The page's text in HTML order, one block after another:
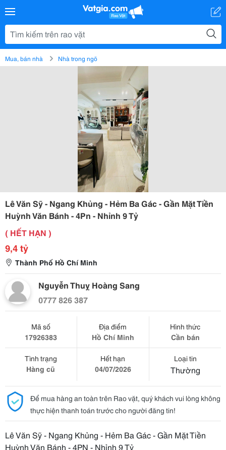
Mua, bán nhà Nhà trong ngõ
Lê Văn Sỹ - Ngang Khủng - Hẻm Ba Gác - Gần Mặt Tiền
Huỳnh Văn Bánh - 4Pn - Nhỉnh 9 Tỷ
( HẾT HẠN )
9,4 tỷ
Thành Phố Hồ Chí Minh
Nguyễn Thuỵ Hoàng Sang
0777 826 387
Mã số
17926383
Địa điểm
Hồ Chí Minh
Hình thức
Cần bán
Tình trạng
Hàng cũ
Hết hạn
04/07/2026
Loại tin
Thường
Để mua hàng an toàn trên Rao vặt, quý khách vui lòng không
thực hiện thanh toán trước cho người đăng tin!
Lê Văn Sỹ - Ngang Khủng - Hẻm Ba Gác - Gần Mặt Tiền
Huỳnh Văn Bánh - 4PN - Nhỉnh 9 Tỷ